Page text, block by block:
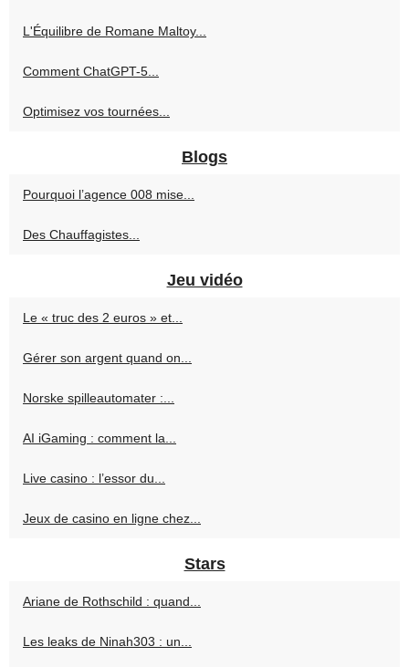
L'Équilibre de Romane Maltoy...
Comment ChatGPT-5...
Optimisez vos tournées...
Blogs
Pourquoi l’agence 008 mise...
Des Chauffagistes...
Jeu vidéo
Le « truc des 2 euros » et...
Gérer son argent quand on...
Norske spilleautomater :...
AI iGaming : comment la...
Live casino : l’essor du...
Jeux de casino en ligne chez...
Stars
Ariane de Rothschild : quand...
Les leaks de Ninah303 : un...